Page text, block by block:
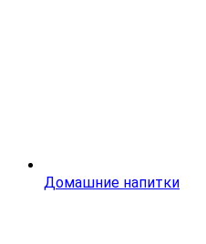
Домашние напитки